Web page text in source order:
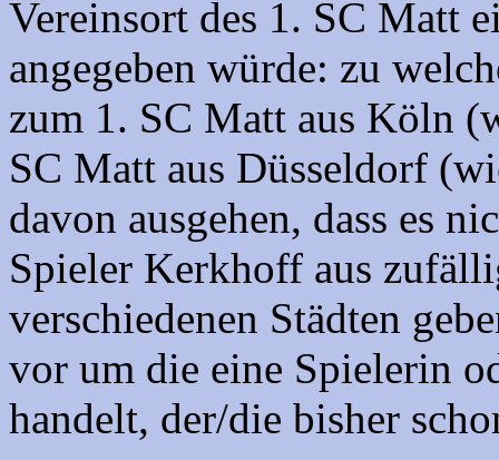
Vereinsort des 1. SC Matt
angegeben würde: zu
zum 1. SC Matt aus Köln
SC Matt aus Düsseldorf
davon ausgehen, dass es
Spieler Kerkhoff aus
verschiedenen Städten
vor um die eine Spielerin
handelt, der/die bisher